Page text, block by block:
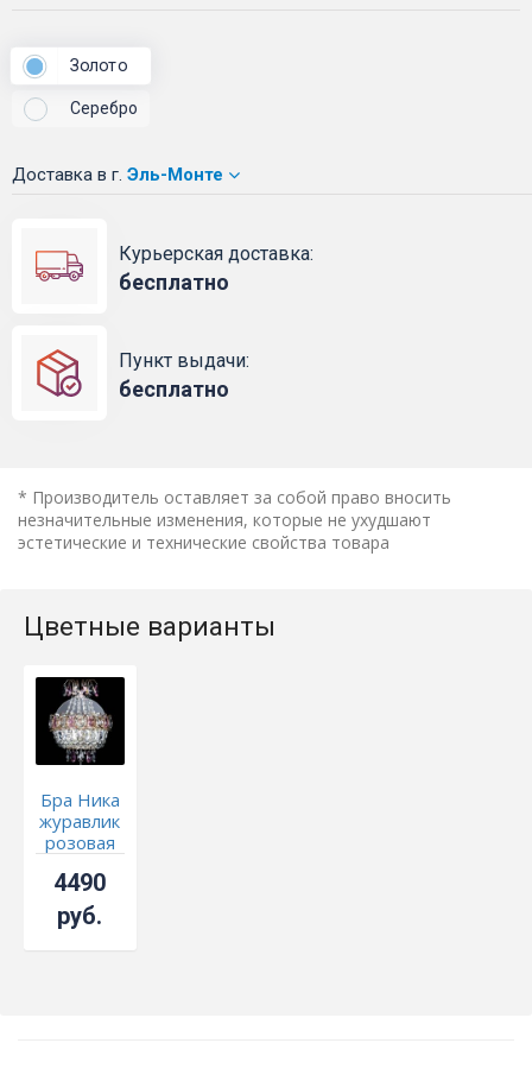
Золото
Серебро
Доставка в г. Эль-Монте
Курьерская доставка:
бесплатно
Пункт выдачи:
бесплатно
* Производитель оставляет за собой право вносить
незначительные изменения, которые не ухудшают
эстетические и технические свойства товара
Цветные варианты
Бра Ника
журавлик
розовая
4490
руб.